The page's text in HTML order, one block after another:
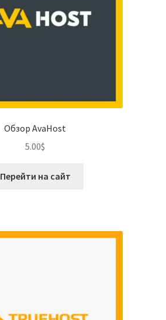
Обзор AvaHost
5.00$
Перейти на сайт